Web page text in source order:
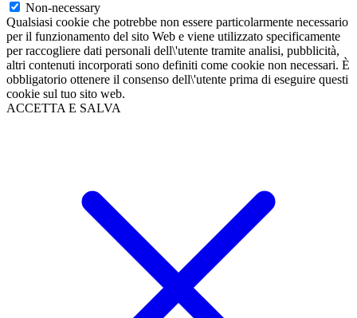
Non-necessary
Qualsiasi cookie che potrebbe non essere particolarmente necessario
per il funzionamento del sito Web e viene utilizzato specificamente
per raccogliere dati personali dell\'utente tramite analisi, pubblicità,
altri contenuti incorporati sono definiti come cookie non necessari. È
obbligatorio ottenere il consenso dell\'utente prima di eseguire questi
cookie sul tuo sito web.
ACCETTA E SALVA